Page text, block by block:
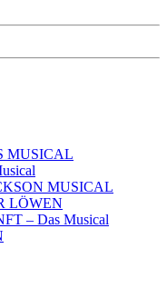
MUSICAL
MUSICAL
LÖWEN
– Das Musical